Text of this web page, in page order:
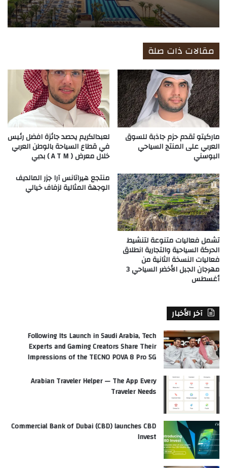
مقالات ذات صلة
ماركيتو تقدم حزم جاذبة للسوق
العربي على المنتج السياحي
البوسني
لعبدالكريم يحصد جائزة افضل رئيس
في قطاع السياحة بالوطن العربي
خلال معرض ( A T M ) بدبي
تشمل فعاليات متنوعة لتنشيط
الحركة السياحية والتجارية انطلاق
فعاليات النسخة الثانية من
مهرجان الجبل الأخضر السياحي 3
أغسطس
منتجع هيراتانس آرا جزر المالديف
الوجهة المثالية لزفاف خيالي
آخر الأخبار
Following Its Launch in Saudi Arabia, Tech
Experts and Gaming Creators Share Their
Impressions of the TECNO POVA 8 Pro 5G
Arabian Traveler Helper — The App Every
Traveler Needs
Commercial Bank of Dubai (CBD) launches CBD
Invest